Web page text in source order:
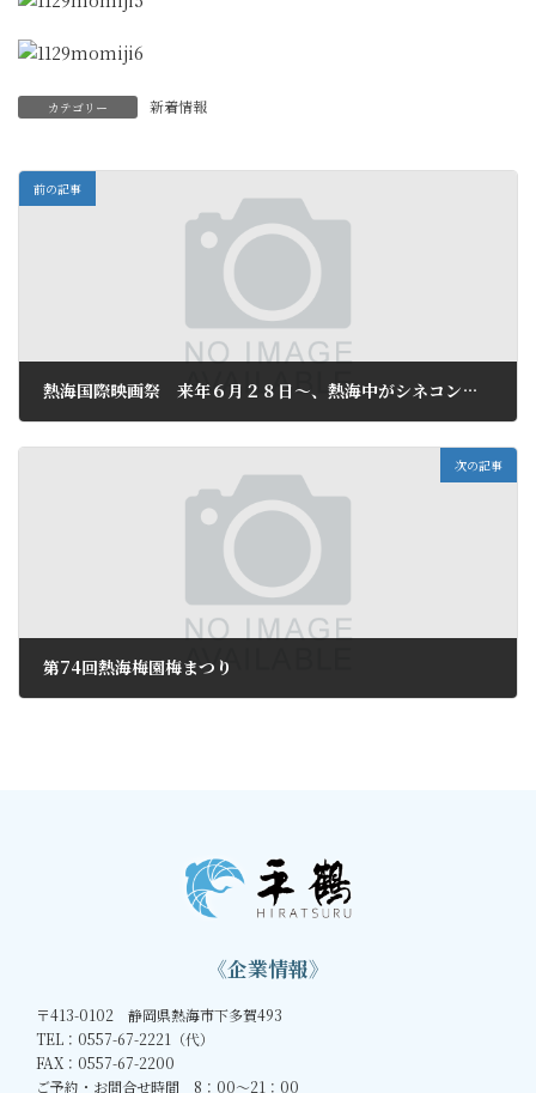
カテゴリー 新着情報
前の記事
熱海国際映画祭 来年６月２８日～、熱海中がシネコンに！
次の記事
第74回熱海梅園梅まつり
《企業情報》
〒413-0102 静岡県熱海市下多賀493
TEL：0557-67-2221（代）
FAX：0557-67-2200
ご予約・お問合せ時間 8：00～21：00